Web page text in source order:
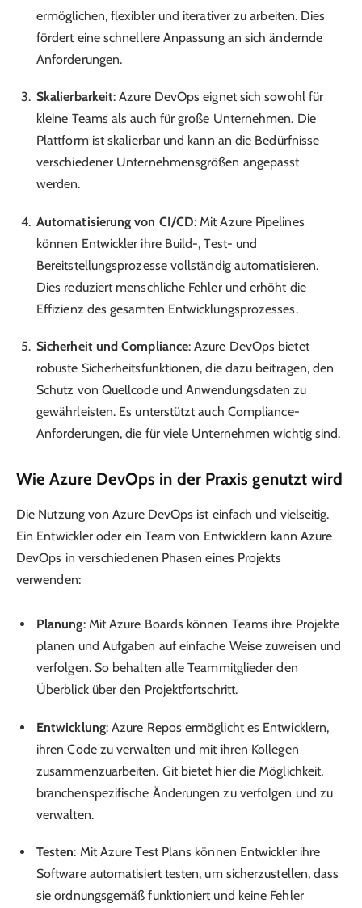
ermöglichen, flexibler und iterativer zu arbeiten. Dies
fördert eine schnellere Anpassung an sich ändernde
Anforderungen.
Skalierbarkeit: Azure DevOps eignet sich sowohl für
kleine Teams als auch für große Unternehmen. Die
Plattform ist skalierbar und kann an die Bedürfnisse
verschiedener Unternehmensgrößen angepasst
werden.
Automatisierung von CI/CD: Mit Azure Pipelines
können Entwickler ihre Build-, Test- und
Bereitstellungsprozesse vollständig automatisieren.
Dies reduziert menschliche Fehler und erhöht die
Effizienz des gesamten Entwicklungsprozesses.
Sicherheit und Compliance: Azure DevOps bietet
robuste Sicherheitsfunktionen, die dazu beitragen, den
Schutz von Quellcode und Anwendungsdaten zu
gewährleisten. Es unterstützt auch Compliance-
Anforderungen, die für viele Unternehmen wichtig sind.
Wie Azure DevOps in der Praxis genutzt wird
Die Nutzung von Azure DevOps ist einfach und vielseitig.
Ein Entwickler oder ein Team von Entwicklern kann Azure
DevOps in verschiedenen Phasen eines Projekts
verwenden:
Planung: Mit Azure Boards können Teams ihre Projekte
planen und Aufgaben auf einfache Weise zuweisen und
verfolgen. So behalten alle Teammitglieder den
Überblick über den Projektfortschritt.
Entwicklung: Azure Repos ermöglicht es Entwicklern,
ihren Code zu verwalten und mit ihren Kollegen
zusammenzuarbeiten. Git bietet hier die Möglichkeit,
branchenspezifische Änderungen zu verfolgen und zu
verwalten.
Testen: Mit Azure Test Plans können Entwickler ihre
Software automatisiert testen, um sicherzustellen, dass
sie ordnungsgemäß funktioniert und keine Fehler